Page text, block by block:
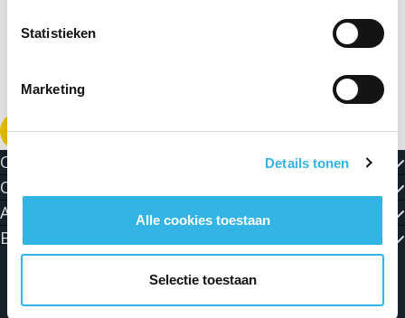
Statistieken
Marketing
Details tonen
Alle cookies toestaan
Selectie toestaan
Download de PDF
Contact
Over ORES
Actualiteiten en Jobs
Blijf in contact met ons!
Persoonlijke levenssfeer